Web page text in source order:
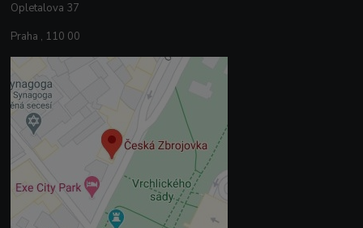
Opletalova 37
Praha , 110 00